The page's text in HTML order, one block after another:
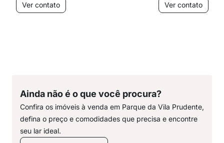
Ver contato
Ver contato
Ainda não é o que você procura?
Confira os imóveis à venda em Parque da Vila Prudente,
defina o preço e comodidades que precisa e encontre
seu lar ideal.